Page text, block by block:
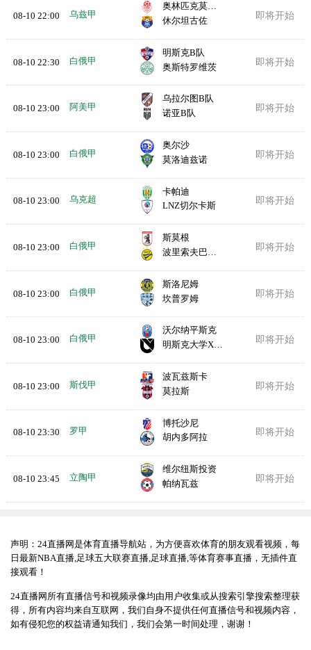
08-10 22:00 乌兹甲
奥林匹克莫比兹
休尔坦古佐
即将开始
08-10 22:30 白俄甲
明斯克B队
奥斯特罗维茨
即将开始
08-10 23:00 阿美甲
乌拉尔图B队
诺亚B队
即将开始
08-10 23:00 白俄甲
奥尔沙
莫洛迪兹诺
即将开始
08-10 23:00 乌克超
卡帕迪
LNZ切尔卡斯
即将开始
08-10 23:00 白俄甲
斯莫根
波里索夫巴特B队
即将开始
08-10 23:00 白俄甲
斯洛尼姆
坎普罗姆
即将开始
08-10 23:00 白俄甲
沃尔纳平斯克
明斯克大学X实验室
即将开始
08-10 23:00 斯伐甲
波瓦兹斯卡
莫拉斯
即将开始
08-10 23:30 罗甲
博托沙尼
胡内多阿拉
即将开始
08-10 23:45 立陶甲
维尔纽斯投资
帕纳瓦兹
即将开始
声明：24直播网是体育直播导航站，为方便喜欢体育的朋友观看视频，每
日最新NBA直播,足球五大联赛直播,足球直播,等体育赛事直播，无插件直
接观看！
24直播网所有直播信号和视频录像均由用户收集或从搜索引擎搜索整理获
得，所有内容均来自互联网，我们自身不提供任何直播信号和视频内容，
如有侵犯您的权益请通知我们，我们会第一时间处理，谢谢！